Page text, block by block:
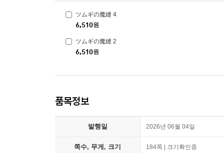
ツムギの魔縫 4
6,510원
ツムギの魔縫 2
6,510원
품목정보
발행일 2026년 06월 04일
쪽수, 무게, 크기 184쪽 | 크기확인중